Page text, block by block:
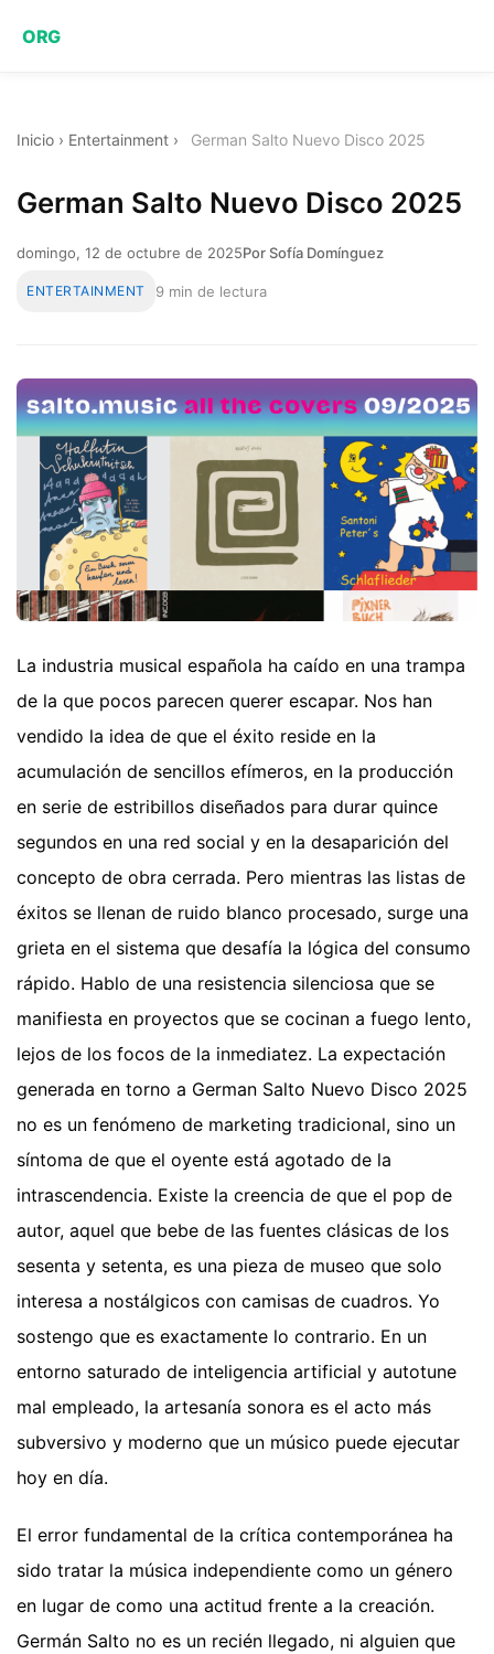
ORG
Inicio › Entertainment › German Salto Nuevo Disco 2025
German Salto Nuevo Disco 2025
domingo, 12 de octubre de 2025Por Sofía Domínguez
ENTERTAINMENT 9 min de lectura
La industria musical española ha caído en una trampa
de la que pocos parecen querer escapar. Nos han
vendido la idea de que el éxito reside en la
acumulación de sencillos efímeros, en la producción
en serie de estribillos diseñados para durar quince
segundos en una red social y en la desaparición del
concepto de obra cerrada. Pero mientras las listas de
éxitos se llenan de ruido blanco procesado, surge una
grieta en el sistema que desafía la lógica del consumo
rápido. Hablo de una resistencia silenciosa que se
manifiesta en proyectos que se cocinan a fuego lento,
lejos de los focos de la inmediatez. La expectación
generada en torno a German Salto Nuevo Disco 2025
no es un fenómeno de marketing tradicional, sino un
síntoma de que el oyente está agotado de la
intrascendencia. Existe la creencia de que el pop de
autor, aquel que bebe de las fuentes clásicas de los
sesenta y setenta, es una pieza de museo que solo
interesa a nostálgicos con camisas de cuadros. Yo
sostengo que es exactamente lo contrario. En un
entorno saturado de inteligencia artificial y autotune
mal empleado, la artesanía sonora es el acto más
subversivo y moderno que un músico puede ejecutar
hoy en día.
El error fundamental de la crítica contemporánea ha
sido tratar la música independiente como un género
en lugar de como una actitud frente a la creación.
Germán Salto no es un recién llegado, ni alguien que